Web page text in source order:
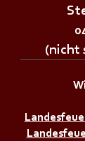
(nicht